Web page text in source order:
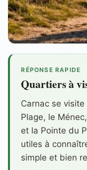
RÉPONSE RAPIDE
Quartiers à
Carnac se
Plage, le
et la Pointe du
utiles à
simple et bien